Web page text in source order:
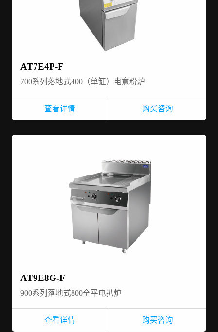
AT7E4P-F
700系列落地式400（单缸）电意粉炉
查看详情 购买咨询
AT9E8G-F
900系列落地式800全平电扒炉
查看详情 购买咨询